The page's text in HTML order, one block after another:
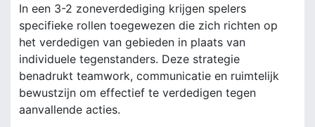
In een 3-2 zoneverdediging krijgen spelers
specifieke rollen toegewezen die zich richten op
het verdedigen van gebieden in plaats van
individuele tegenstanders. Deze strategie
benadrukt teamwork, communicatie en ruimtelijk
bewustzijn om effectief te verdedigen tegen
aanvallende acties.